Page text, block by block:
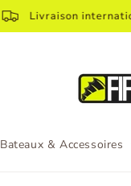
Livraison
Bateaux & Accessoires